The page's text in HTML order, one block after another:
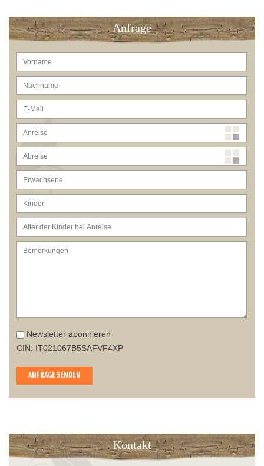
Anfrage
Newsletter abonnieren
CIN: IT021067B5SAFVF4XP
ANFRAGE SENDEN
Kontakt